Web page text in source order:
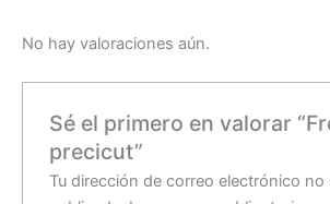
No hay valoraciones aún.
Sé el primero en valorar
precicut”
Tu dirección de correo electrónico no